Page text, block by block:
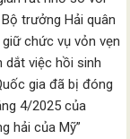
trưởng Hải quân
chức vụ vỏn vẹn
dắt việc hồi sinh
gia đã bị đóng
4/2025 của
hải của Mỹ”